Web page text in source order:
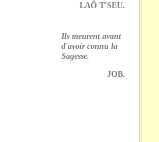
LAÔ T'SEU.
Ils meurent avant
d'avoir connu la
Sagesse.
JOB.